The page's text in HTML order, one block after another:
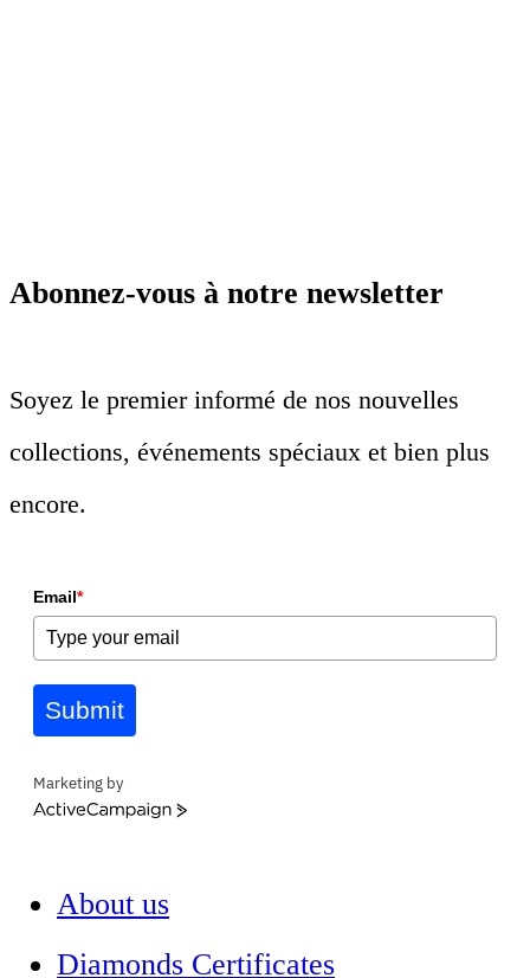
Abonnez-vous à notre newsletter
Soyez le premier informé de nos nouvelles
collections, événements spéciaux et bien plus
encore.
Email*
Submit
Marketing by
ActiveCampaign
About us
Diamonds Certificates